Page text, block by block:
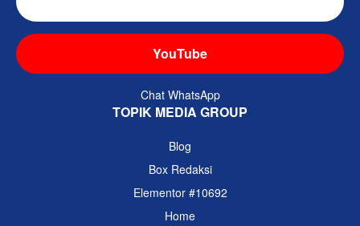
YouTube
Chat WhatsApp
TOPIK MEDIA GROUP
Blog
Box Redaksi
Elementor #10692
Home